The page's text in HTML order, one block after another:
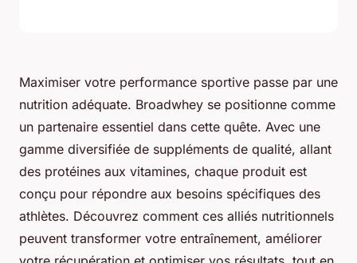
Maximiser votre performance sportive passe par une
nutrition adéquate. Broadwhey se positionne comme
un partenaire essentiel dans cette quête. Avec une
gamme diversifiée de suppléments de qualité, allant
des protéines aux vitamines, chaque produit est
conçu pour répondre aux besoins spécifiques des
athlètes. Découvrez comment ces alliés nutritionnels
peuvent transformer votre entraînement, améliorer